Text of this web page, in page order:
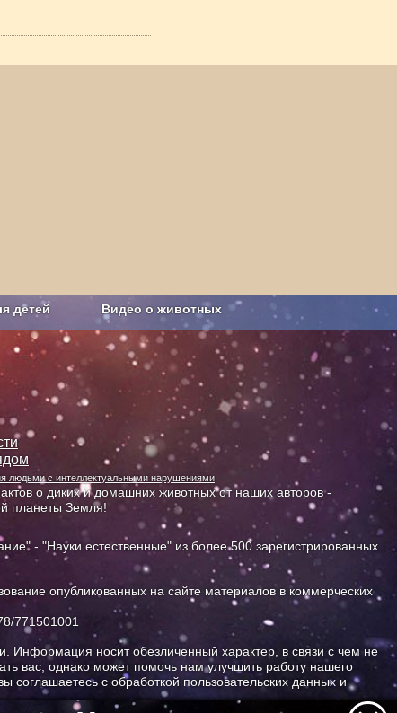
детей Видео о животных
Сельское хозяйство
людьми с интеллектуальными нарушениями
о диких и домашних животных от наших авторов -
планеты Земля!
- "Науки естественные" из более 500 зарегистрированных
опубликованных на сайте материалов в коммерческих
771501001
Информация носит обезличенный характер, в связи с чем не
вас, однако может помочь нам улучшить работу нашего
соглашаетесь с обработкой пользовательских данных и